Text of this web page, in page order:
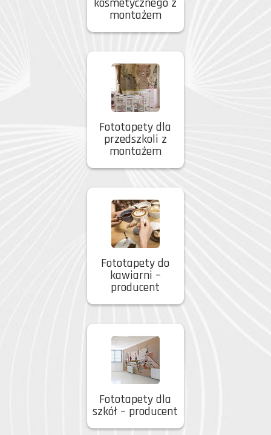
kosmetycznego z
montażem
Fototapety dla
przedszkoli z
montażem
Fototapety do
kawiarni –
producent
Fototapety dla
szkół – producent